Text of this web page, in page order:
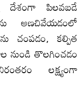
దేశంగా పిలవబడే
అణచివేయడంలో
చంపడం, కల్పిత
నుండి తొలగించడం
లక్ష్యంగా